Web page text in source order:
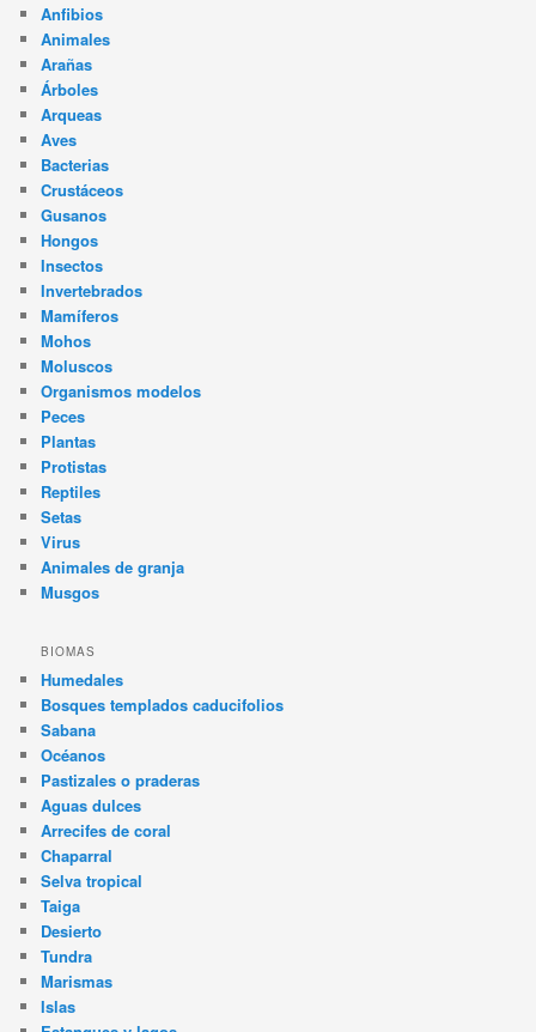
Anfibios
Animales
Arañas
Árboles
Arqueas
Aves
Bacterias
Crustáceos
Gusanos
Hongos
Insectos
Invertebrados
Mamíferos
Mohos
Moluscos
Organismos modelos
Peces
Plantas
Protistas
Reptiles
Setas
Virus
Animales de granja
Musgos
BIOMAS
Humedales
Bosques templados caducifolios
Sabana
Océanos
Pastizales o praderas
Aguas dulces
Arrecifes de coral
Chaparral
Selva tropical
Taiga
Desierto
Tundra
Marismas
Islas